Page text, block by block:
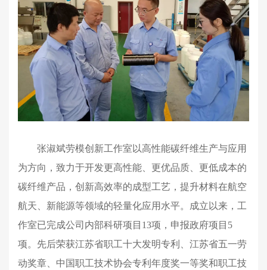
张淑斌劳模创新工作室以高性能碳纤维生产与应用
为方向，致力于开发更高性能、更优品质、更低成本的
碳纤维产品，创新高效率的成型工艺，提升材料在航空
航天、新能源等领域的轻量化应用水平。成立以来，工
作室已完成公司内部科研项目13项，申报政府项目5
项。先后荣获江苏省职工十大发明专利、江苏省五一劳
动奖章、中国职工技术协会专利年度奖一等奖和职工技